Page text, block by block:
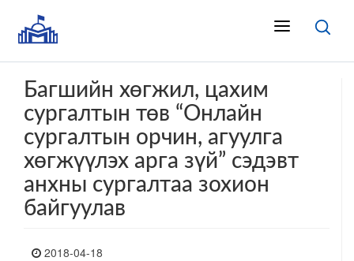
Багшийн хөгжил, цахим
сургалтын төв “Онлайн
сургалтын орчин, агуулга
хөгжүүлэх арга зүй” сэдэвт
анхны сургалтаа зохион
байгуулав
2018-04-18